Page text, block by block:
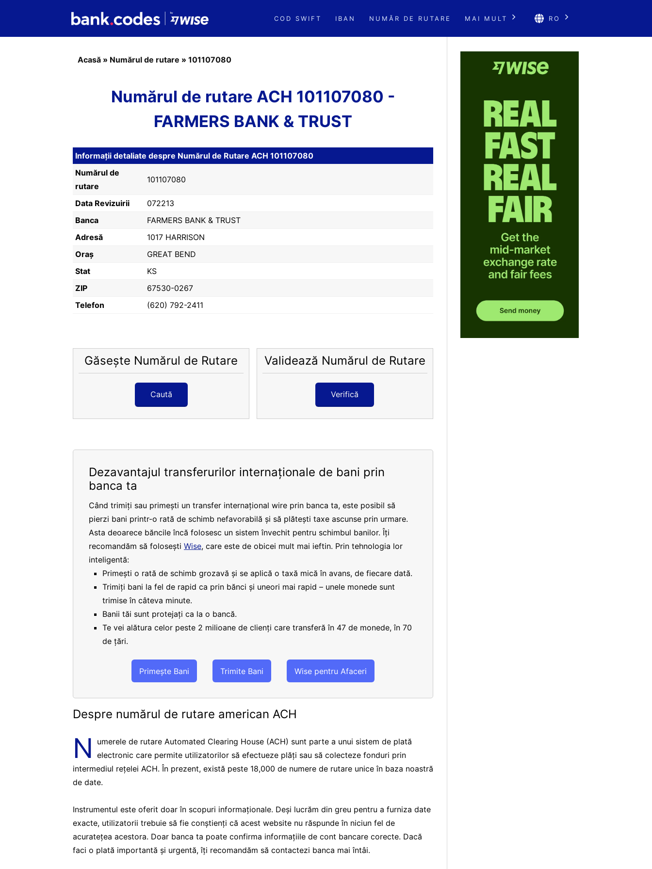
COD SWIFT IBAN NUMĂR DE RUTARE MAI MULT RO
Acasă » Numărul de rutare » 101107080
Numărul de rutare ACH 101107080 -
FARMERS BANK & TRUST
Informații detaliate despre Numărul de Rutare ACH 101107080
Numărul de
rutare
101107080
Data Revizuirii
072213
Banca
FARMERS BANK & TRUST
Adresă
1017 HARRISON
Oraș
GREAT BEND
Stat
KS
ZIP
67530-0267
Telefon
(620) 792-2411
Găsește Numărul de Rutare
Caută
Validează Numărul de Rutare
Verifică
Dezavantajul transferurilor internaționale de bani prin
banca ta
Când trimiți sau primești un transfer internațional wire prin banca ta, este posibil să
pierzi bani printr-o rată de schimb nefavorabilă și să plătești taxe ascunse prin urmare.
Asta deoarece băncile încă folosesc un sistem învechit pentru schimbul banilor. Îți
recomandăm să folosești Wise, care este de obicei mult mai ieftin. Prin tehnologia lor
inteligentă:
Primești o rată de schimb grozavă și se aplică o taxă mică în avans, de fiecare dată.
Trimiți bani la fel de rapid ca prin bănci și uneori mai rapid – unele monede sunt
trimise în câteva minute.
Banii tăi sunt protejați ca la o bancă.
Te vei alătura celor peste 2 milioane de clienți care transferă în 47 de monede, în 70
de țări.
Primește Bani Trimite Bani Wise pentru Afaceri
Despre numărul de rutare american ACH
N
umerele de rutare Automated Clearing House (ACH) sunt parte a unui sistem de plată
electronic care permite utilizatorilor să efectueze plăți sau să colecteze fonduri prin
intermediul rețelei ACH. În prezent, există peste 18,000 de numere de rutare unice în baza noastră
de date.
Instrumentul este oferit doar în scopuri informaționale. Deși lucrăm din greu pentru a furniza date
exacte, utilizatorii trebuie să fie conștienți că acest website nu răspunde în niciun fel de
acuratețea acestora. Doar banca ta poate confirma informațiile de cont bancare corecte. Dacă
faci o plată importantă și urgentă, îți recomandăm să contactezi banca mai întâi.